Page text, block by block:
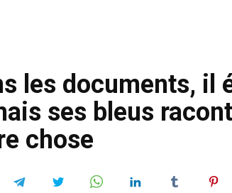
les documents, il
ses bleus
chose